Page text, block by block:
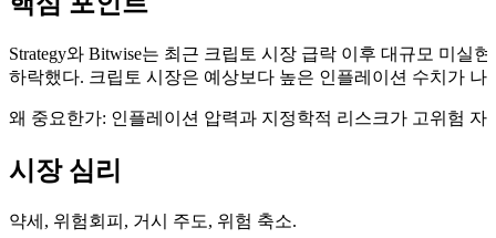
Strategy와 Bitwise는 최근 크립토 시장 급락 이후 대규모 미실
하락했다. 크립토 시장은 예상보다 높은 인플레이션 수치가
왜 중요한가: 인플레이션 압력과 지정학적 리스크가 고위험
시장 심리
약세, 위험회피, 거시 주도, 위험 축소.